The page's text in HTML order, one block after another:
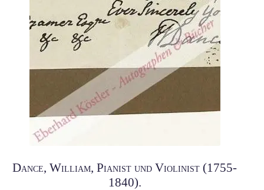
Dance, William, Pianist und Violinist (1755-
1840).